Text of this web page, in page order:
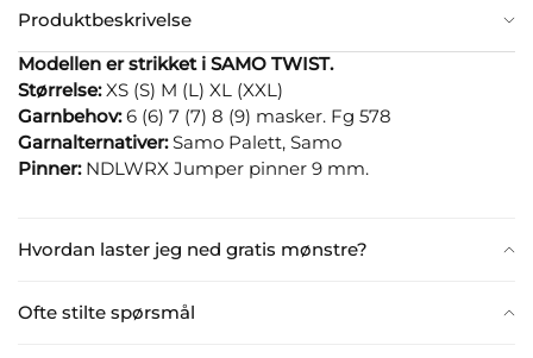
Produktbeskrivelse
Hvordan laster jeg ned gratis mønstre?
Ofte stilte spørsmål
Modellen er strikket i SAMO TWIST.
Størrelse:XS (S) M (L) XL (XXL)
Garnbehov:6 (6) 7 (7) 8 (9) masker. Fg 578
Garnalternativer:Samo Palett, Samo
Pinner:NDLWRX Jumper pinner 9 mm.